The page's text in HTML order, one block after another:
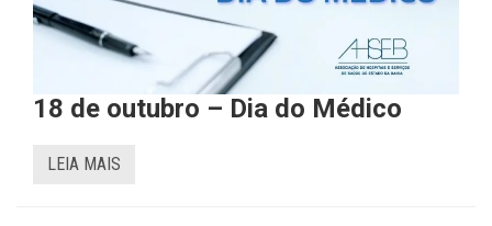
18 de outubro – Dia do Médico
LEIA MAIS